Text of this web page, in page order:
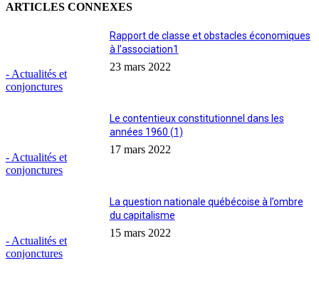
ARTICLES CONNEXES
- Actualités et
conjonctures
Rapport de classe et obstacles économiques
à l’association1
23 mars 2022
- Actualités et
conjonctures
Le contentieux constitutionnel dans les
années 1960 (1)
17 mars 2022
- Actualités et
conjonctures
La question nationale québécoise à l’ombre
du capitalisme
15 mars 2022